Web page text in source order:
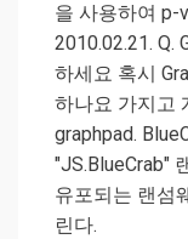
을 사용하여 p-
2010.02.21. Q.
하세요 혹시
하나요 가지고
graphpad.
"JS.BlueCrab"
유포되는 랜섬
린다.